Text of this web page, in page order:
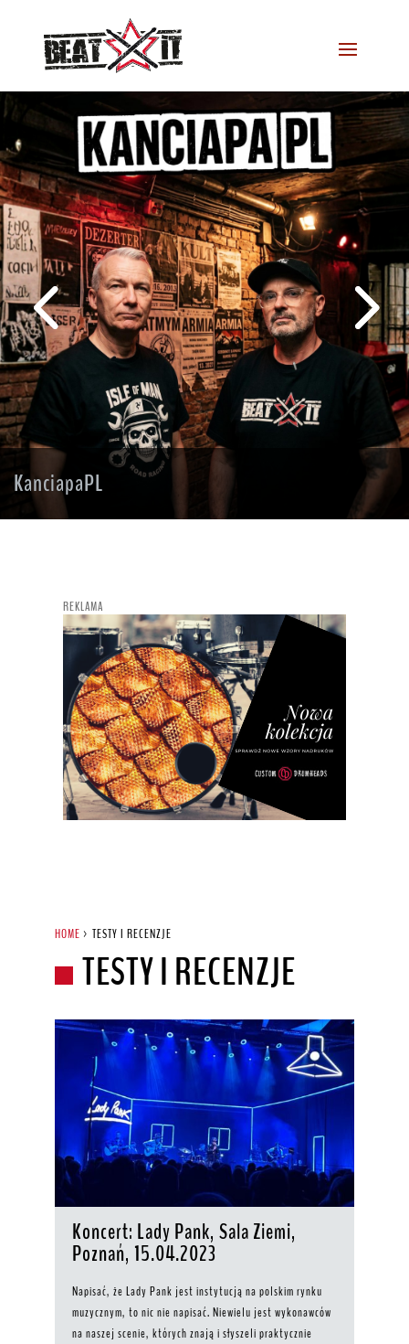
KanciapaPL
HOME > TESTY I RECENZJE
TESTY I RECENZJE
Koncert: Lady Pank, Sala Ziemi,
Poznań, 15.04.2023
Napisać, że Lady Pank jest instytucją na polskim rynku
muzycznym, to nic nie napisać. Niewielu jest wykonawców
na naszej scenie, których znają i słyszeli praktycznie